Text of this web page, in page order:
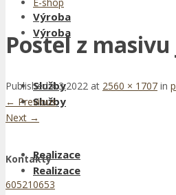
Výroba
Služby
Realizace
Výroba
Služby
Realizace
Postel z
Published4.3.2022 at 2560 × 1707 in
← Previous
Next →
Kontakty
605210653